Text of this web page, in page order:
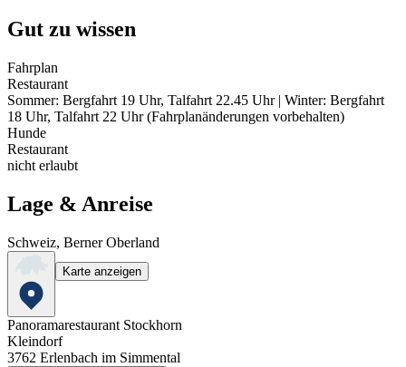
Gut zu wissen
Fahrplan
Restaurant
Sommer: Bergfahrt 19 Uhr, Talfahrt 22.45 Uhr | Winter: Bergfahrt
18 Uhr, Talfahrt 22 Uhr (Fahrplanänderungen vorbehalten)
Hunde
Restaurant
nicht erlaubt
Lage & Anreise
Schweiz, Berner Oberland
Karte anzeigen
Panoramarestaurant Stockhorn
Kleindorf
3762 Erlenbach im Simmental